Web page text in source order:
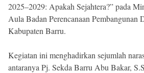
2025–2029: Apakah Sejahtera?” pada
Aula Badan Perencanaan
Kabupaten Barru.
Kegiatan ini menghadirkan sejumlah
antaranya Pj. Sekda Barru Abu Bakar,